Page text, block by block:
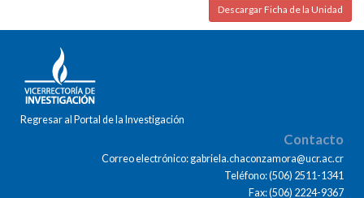
Descargar Ficha de la Unidad
Regresar al Portal de la Investigación
Contacto
Correo electrónico: gabriela.chaconzamora@ucr.ac.cr
Teléfono: (506) 2511-1341
Fax: (506) 2224-9367